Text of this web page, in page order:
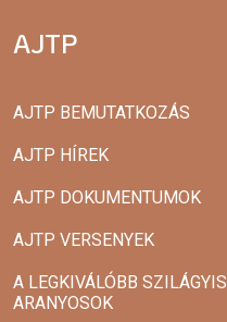
AJTP
AJTP BEMUTATKOZÁS
AJTP HÍREK
AJTP DOKUMENTUMOK
AJTP VERSENYEK
A LEGKIVÁLÓBB SZILÁGYIS
ARANYOSOK